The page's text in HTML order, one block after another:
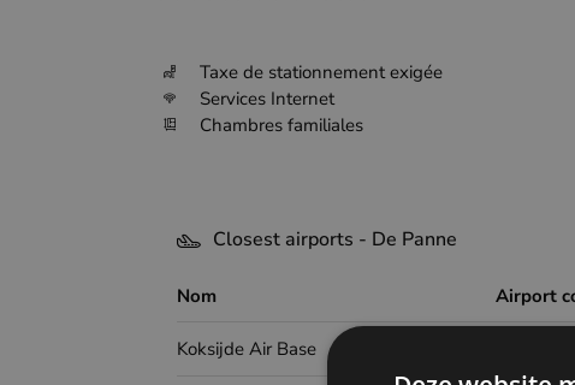
Taxe de stationnement exigée
Services Internet
Chambres familiales
Closest airports - De Panne
Nom Airport
Koksijde Air Base